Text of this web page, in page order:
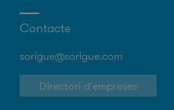
Contacte
sorigue@sorigue.com
Directori d'empreses